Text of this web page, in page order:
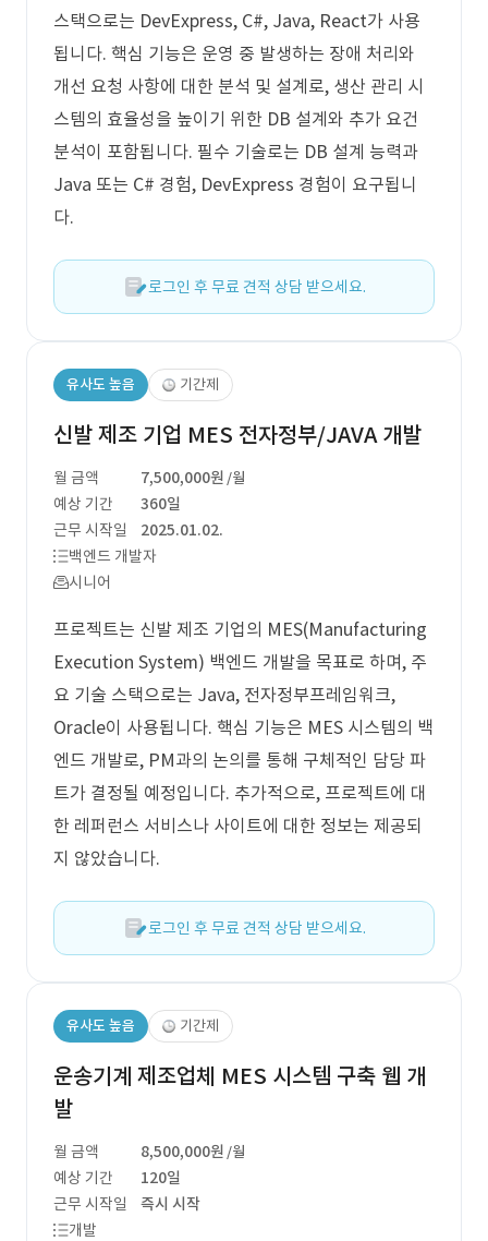
스택으로는 DevExpress, C#, Java, React가 사용
됩니다. 핵심 기능은 운영 중 발생하는 장애 처리와
개선 요청 사항에 대한 분석 및 설계로, 생산 관리 시
스템의 효율성을 높이기 위한 DB 설계와 추가 요건
분석이 포함됩니다. 필수 기술로는 DB 설계 능력과
Java 또는 C# 경험, DevExpress 경험이 요구됩니
다.
로그인 후 무료 견적 상담 받으세요.
유사도 높음 기간제
신발 제조 기업 MES 전자정부/JAVA 개발
월 금액 7,500,000원 /월
예상 기간
360일
근무 시작일
2025.01.02.
백엔드 개발자
시니어
프로젝트는 신발 제조 기업의 MES(Manufacturing
Execution System) 백엔드 개발을 목표로 하며, 주
요 기술 스택으로는 Java, 전자정부프레임워크,
Oracle이 사용됩니다. 핵심 기능은 MES 시스템의 백
엔드 개발로, PM과의 논의를 통해 구체적인 담당 파
트가 결정될 예정입니다. 추가적으로, 프로젝트에 대
한 레퍼런스 서비스나 사이트에 대한 정보는 제공되
지 않았습니다.
로그인 후 무료 견적 상담 받으세요.
유사도 높음 기간제
운송기계 제조업체 MES 시스템 구축 웹 개
발
월 금액 8,500,000원 /월
예상 기간
120일
근무 시작일
즉시 시작
개발